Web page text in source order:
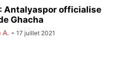
Antalyaspor officialise
Ghacha
A. - 17 juillet 2021